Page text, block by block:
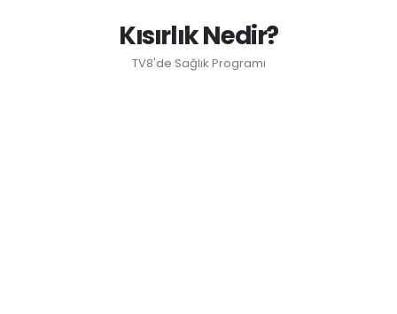
Kısırlık Nedir?
TV8'de Sağlık Programı